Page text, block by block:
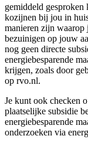
gemiddeld
kozijnen bij jou in
manieren zijn waarop
bezuinigen op jouw
nog geen directe
energiebesparende
krijgen, zoals door
op rvo.nl.
Je kunt ook checken
plaatselijke subsidie
energiebesparende
onderzoeken via